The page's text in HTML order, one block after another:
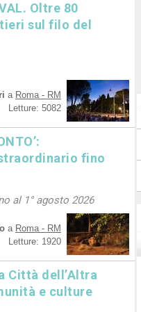
Oltre 80
sul filo del
a Roma - RM
Letture: 5082
fino
al 1° agosto 2026
a Roma - RM
Letture: 1920
Città dell’Altra
e culture